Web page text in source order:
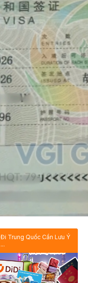
Đi Trung Quốc Cần Lưu Ý
...